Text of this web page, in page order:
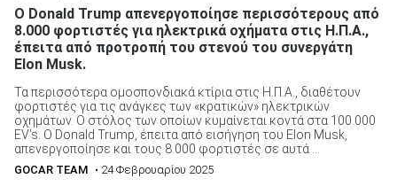
O Donald Trump απενεργοποίησε περισσότερους από
8.000 φορτιστές για ηλεκτρικά οχήματα στις Η.Π.Α.,
έπειτα από προτροπή του στενού του συνεργάτη
Elon Musk.
Τα περισσότερα ομοσπονδιακά κτίρια στις Η.Π.Α., διαθέτουν
φορτιστές για τις ανάγκες των «κρατικών» ηλεκτρικών
οχημάτων. Ο στόλος των οποίων κυμαίνεται κοντά στα 100.000
EV’s. Ο Donald Trump, έπειτα από εισήγηση του Elon Musk,
απενεργοποίησε και τους 8.000 φορτιστές σε αυτά ...
GOCAR TEAM • 24 Φεβρουαρίου 2025